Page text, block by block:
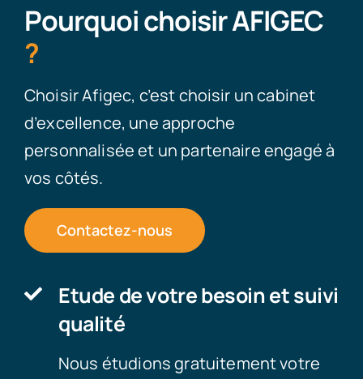
Pourquoi choisir AFIGEC
?
Choisir Afigec, c’est choisir un cabinet
d’excellence, une approche
personnalisée et un partenaire engagé à
vos côtés.
Contactez-nous
Etude de votre besoin et suivi
qualité
Nous étudions gratuitement votre